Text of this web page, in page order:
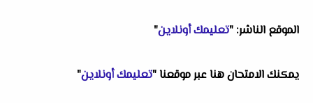
الموقع الناشر: "تعليمك أونلاين"
يمكنك الامتحان هنا عبر موقعنا "تعليمك أونلاين"